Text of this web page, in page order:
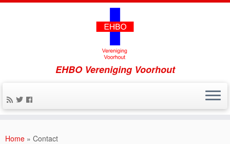
EHBO Vereniging Voorhout
Home » Contact